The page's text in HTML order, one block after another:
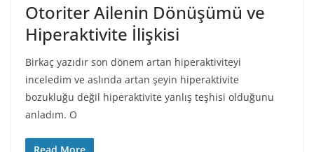
Otoriter Ailenin Dönüşümü ve
Hiperaktivite İlişkisi
Birkaç yazıdır son dönem artan hiperaktiviteyi
inceledim ve aslında artan şeyin hiperaktivite
bozukluğu değil hiperaktivite yanlış teşhisi olduğunu
anladım. O